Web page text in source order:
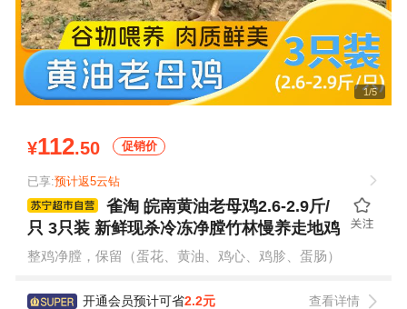
1/5
¥112.50 促销价
已享:预计返5云钻
雀淘 皖南黄油老母鸡2.6-2.9斤/
只 3只装 新鲜现杀冷冻净膛竹林慢养走地鸡
整鸡净膛，保留（蛋花、黄油、鸡心、鸡胗、蛋肠）
开通会员预计可省2.2元 查看详情